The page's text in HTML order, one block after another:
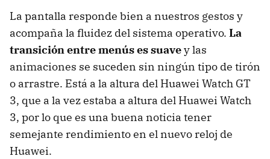
La pantalla responde bien a nuestros gestos y
acompaña la fluidez del sistema operativo. La
transición entre menús es suavey las
animaciones se suceden sin ningún tipo de tirón
o arrastre. Está a la altura del Huawei Watch GT
3, que a la vez estaba a altura del Huawei Watch
3, por lo que es una buena noticia tener
semejante rendimiento en el nuevo reloj de
Huawei.